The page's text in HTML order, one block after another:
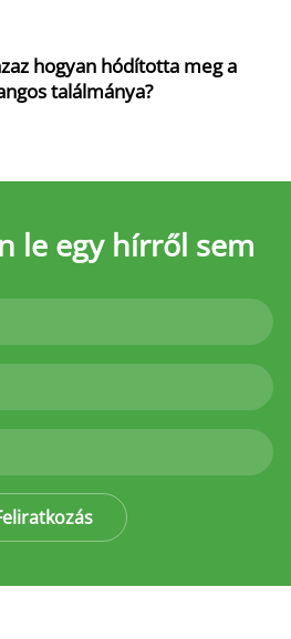
hogyan hódította meg a
találmánya?
le egy hírről sem